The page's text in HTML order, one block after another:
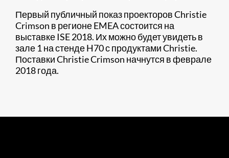
Первый публичный показ проекторов Christie
Crimson в регионе EMEA состоится на
выставке ISE 2018. Их можно будет увидеть в
зале 1 на стенде H70 с продуктами Christie.
Поставки Christie Crimson начнутся в феврале
2018 года.